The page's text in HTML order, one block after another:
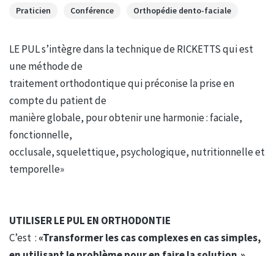
Praticien Conférence Orthopédie dento-faciale
LE PUL s’intègre dans la technique de RICKETTS qui est
une méthode de
traitement orthodontique qui préconise la prise en
compte du patient de
manière globale, pour obtenir une harmonie : faciale,
fonctionnelle,
occlusale, squelettique, psychologique, nutritionnelle et
temporelle»
UTILISER LE PUL EN ORTHODONTIE
C’est : «Transformer les cas complexes en cas simples,